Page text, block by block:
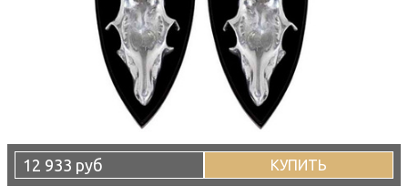
12 933 руб КУПИТЬ